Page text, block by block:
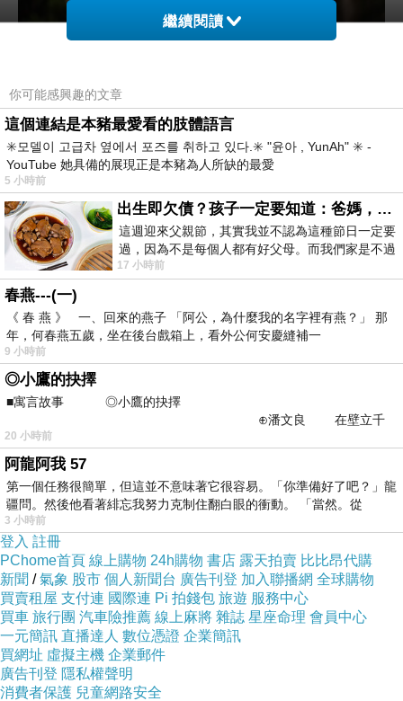
繼續閱讀
你可能感興趣的文章
這個連結是本豬最愛看的肢體語言
✳️모델이 고급차 옆에서 포즈를 취하고 있다.✳️ "윤아 , YunAh" ✳️ -
YouTube 她具備的展現正是本豬為人所缺的最愛
5 小時前
出生即欠債？孩子一定要知道：爸媽，其實我不欠你們
這週迎來父親節，其實我並不認為這種節日一定要
過，因為不是每個人都有好父母。而我們家是不過
節的，平時也沒什麼儀式感，生活趨近冷
17 小時前
春燕---(一)
《 春 燕 》 一、回來的燕子 「阿公，為什麼我的名字裡有燕？」 那
年，何春燕五歲，坐在後台戲箱上，看外公何安慶縫補一
9 小時前
◎小鷹的抉擇
■寓言故事 ◎小鷹的抉擇
⊕潘文良 在壁立千
仞的懸崖上，有一座遮天蔽
20 小時前
阿龍阿我 57
第一個任務很簡單，但這並不意味著它很容易。「你準備好了吧？」龍
疆問。然後他看著緋忘我努力克制住翻白眼的衝動。 「當然。從
3 小時前
登入 註冊
PChome首頁 線上購物 24h購物 書店 露天拍賣 比比昂代購
新聞 /氣象 股市 個人新聞台 廣告刊登 加入聯播網 全球購物
買賣租屋 支付連 國際連 Pi 拍錢包 旅遊 服務中心
買車 旅行團 汽車險推薦 線上麻將 雜誌 星座命理 會員中心
一元簡訊 直播達人 數位憑證 企業簡訊
買網址 虛擬主機 企業郵件
廣告刊登 隱私權聲明
消費者保護 兒童網路安全